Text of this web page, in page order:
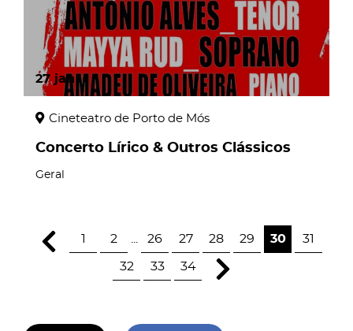
27 jan
Cineteatro de Porto de Mós
Concerto Lírico & Outros Clássicos
Geral
1 2 26 27 28 29 30 31
32 33 34